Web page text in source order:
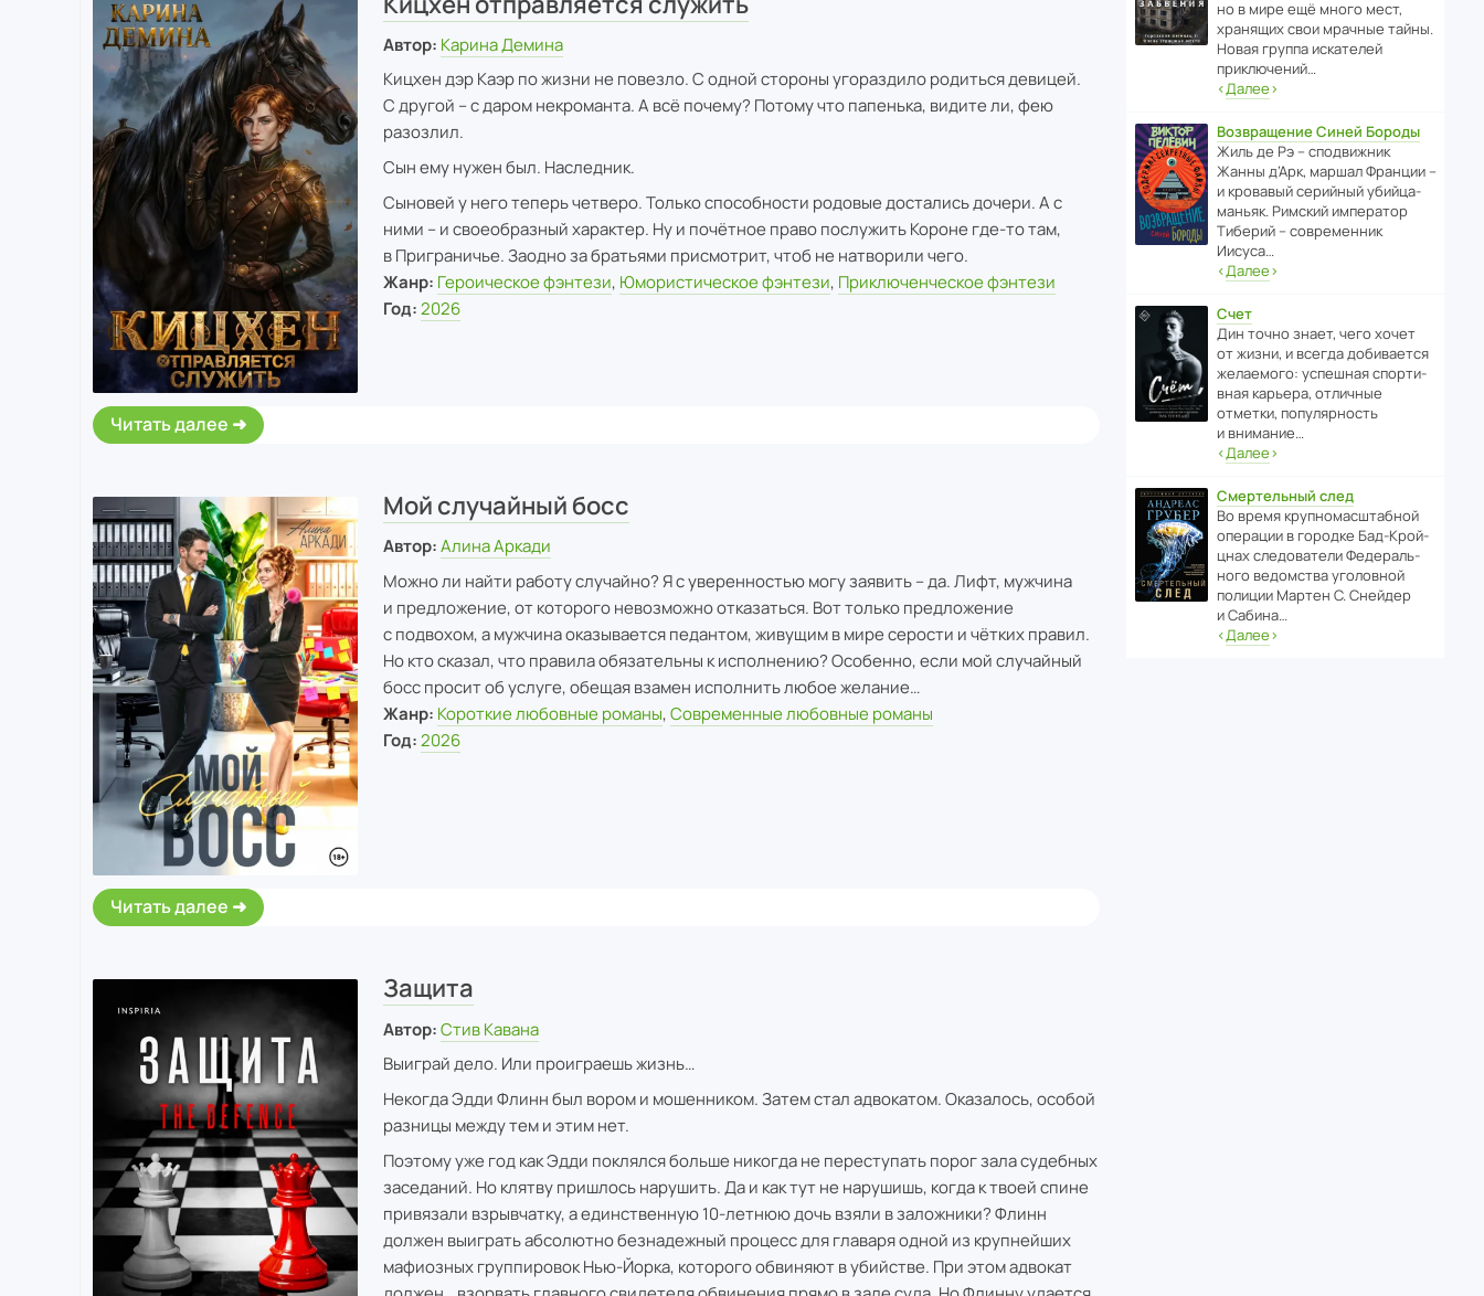
Автор: Карина Демина
Кицхен дэр Каэр по жизни не повезло. С одной стороны угораздило родиться девицей.
С другой – с даром некроманта. А всё почему? Потому что папенька, видите ли, фею
разозлил.
Сын ему нужен был. Наследник.
Сыновей у него теперь четверо. Только способности родовые достались дочери. А с
ними – и своеобразный характер. Ну и почётное право послужить Короне где-то там,
в Приграничье. Заодно за братьями присмотрит, чтоб не натворили чего.
Жанр: Героическое фэнтези, Юмористическое фэнтези, Приключенческое фэнтези
Год: 2026
Читать далее
Мой случайный босс
Автор: Алина Аркади
Можно ли найти работу случайно? Я с уверенностью могу заявить – да. Лифт, мужчина
и предложение, от которого невозможно отказаться. Вот только предложение
с подвохом, а мужчина оказывается педантом, живущим в мире серости и чётких правил.
Но кто сказал, что правила обязательны к исполнению? Особенно, если мой случайный
босс просит об услуге, обещая взамен исполнить любое желание…
Жанр: Короткие любовные романы,Современные любовные романы
Год: 2026
Читать далее
Защита
Автор: Стив Кавана
Выиграй дело. Или проиграешь жизнь…
Некогда Эдди Флинн был вором и мошенником. Затем стал адвокатом. Оказалось, особой
разницы между тем и этим нет.
Поэтому уже год как Эдди поклялся больше никогда не переступать порог зала судебных
заседаний. Но клятву пришлось нарушить. Да и как тут не нарушишь, когда к твоей спине
привязали взрывчатку, а единственную 10-летнюю дочь взяли в заложники? Флинн
должен выиграть абсолютно безнадежный процесс для главаря одной из крупнейших
мафиозных группировок Нью-Йорка, которого обвиняют в убийстве. При этом адвокат
но в мире ещё много мест,
хранящих свои мрачные тайны.
Новая группа иска­телей
приключений…
‹Далее›
Возвращение Синей Бороды
Жиль де Рэ – спод­ви­жник
Жанны д’Арк, маршал Франции –
и кровавый серийный убийца-
маньяк. Римский импе­ратор
Тиберий – совре­менник
Иисуса…
‹Далее›
Счет
Дин точно знает, чего хочет
от жизни, и всегда доби­ва­ется
жела­е­мого: успе­шная спор­ти­
вная карьера, отли­чные
отметки, попу­ля­р­ность
и внимание…
‹Далее›
Смертельный след
Во время круп­но­мас­ш­та­бной
операции в городке Бад‑Крой­
цнах следо­ва­тели Феде­раль­
ного ведомства уголо­вной
полиции Мартен С. Снейдер
и Сабина…
‹Далее›